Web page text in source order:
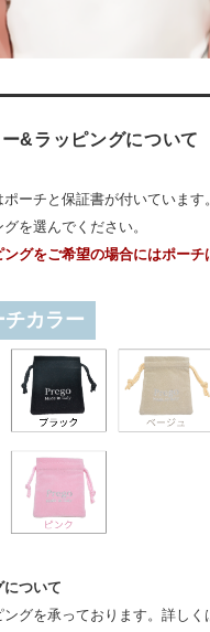
&ラッピングについて
ポーチと保証書が付いていま
を選んでください。
グをご希望の場合にはポーチ
カラー
について
グを承っております。詳しく